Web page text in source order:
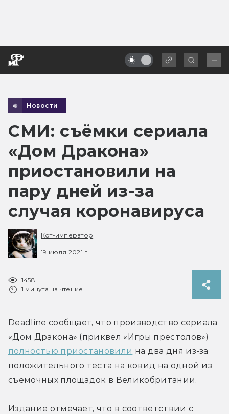
Новости
СМИ: съёмки сериала
«Дом Дракона»
приостановили на
пару дней из-за
случая коронавируса
Кот-император
19 июля 2021 г.
1458
1 минута на чтение
Deadline сообщает, что производство сериала
полностью приостановили на два дня из-за
положительного теста на ковид на одной из
съёмочных площадок в Великобритании.
Издание отмечает, что в соответствии с